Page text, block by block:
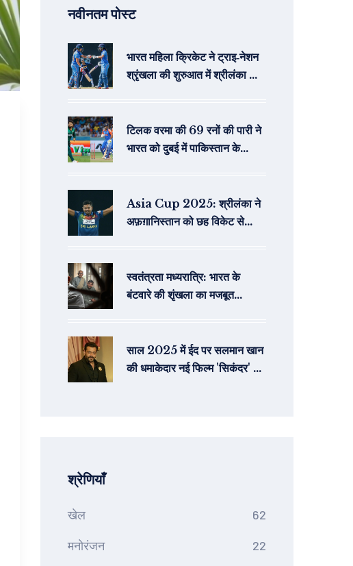
नवीनतम पोस्ट
भारत महिला क्रिकेट ने ट्राइ‑नेशन
श्रृंखला की शुरुआत में श्रीलंका को
टिलक वरमा की 69 रनों की पारी ने
भारत को दुबई में पाकिस्तान के
Asia Cup 2025: श्रीलंका ने
अफ़ग़ानिस्तान को छह विकेट से
स्वतंत्रता मध्यरात्रि: भारत के
बंटवारे की शृंखला का मजबूत
साल 2025 में ईद पर सलमान खान
की धमाकेदार नई फिल्म 'सिकंदर' का
श्रेणियाँ
खेल 62
मनोरंजन 22